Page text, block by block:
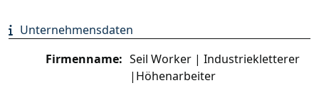
Unternehmensdaten
Firmenname: Seil Worker | Industriekletterer
|Höhenarbeiter